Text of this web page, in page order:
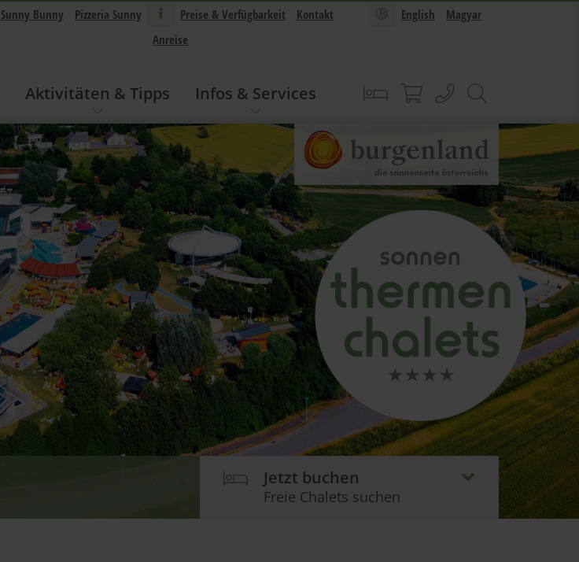
Sunny Bunny Pizzeria Sunny English Magyar
Preise & Verfügbarkeit
Kontakt
Anreise
Aktivitäten & Tipps Infos & Services BuchenSonnentherme Shop
anrufen
Jetzt buchen
Freie Chalets suchen